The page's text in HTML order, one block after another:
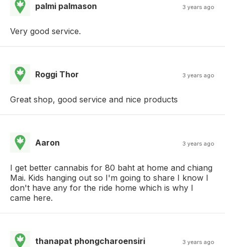
palmi palmason 3 years ago
Very good service.
Roggi Thor 3 years ago
Great shop, good service and nice products
Aaron 3 years ago
I get better cannabis for 80 baht at home and chiang
Mai. Kids hanging out so I'm going to share I know I
don't have any for the ride home which is why I
came here.
thanapat phongcharoensiri 3 years ago